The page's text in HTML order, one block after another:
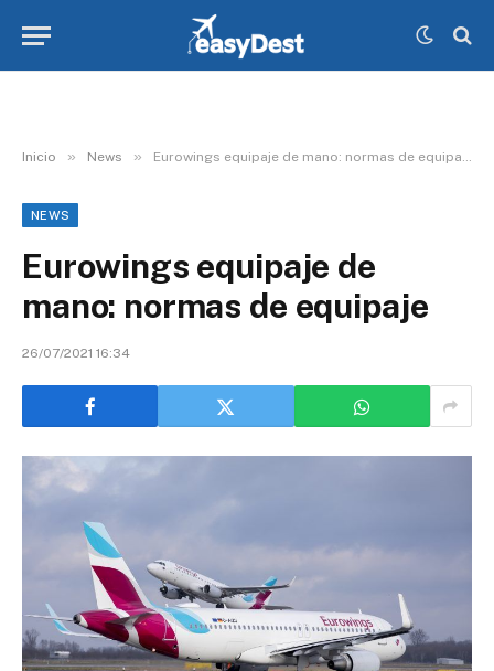
Inicio » News » Eurowings equipaje de mano: normas de equipaje
NEWS
Eurowings equipaje de
mano: normas de equipaje
26/07/2021 16:34